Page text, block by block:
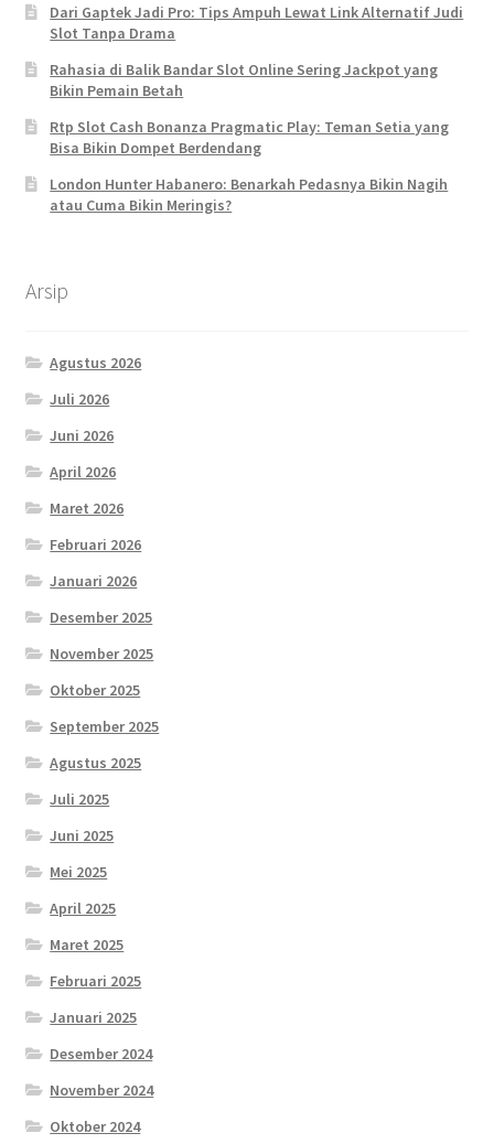
Dari Gaptek Jadi Pro: Tips Ampuh Lewat Link Alternatif Judi
Slot Tanpa Drama
Rahasia di Balik Bandar Slot Online Sering Jackpot yang
Bikin Pemain Betah
Rtp Slot Cash Bonanza Pragmatic Play: Teman Setia yang
Bisa Bikin Dompet Berdendang
London Hunter Habanero: Benarkah Pedasnya Bikin Nagih
atau Cuma Bikin Meringis?
Arsip
Agustus 2026
Juli 2026
Juni 2026
April 2026
Maret 2026
Februari 2026
Januari 2026
Desember 2025
November 2025
Oktober 2025
September 2025
Agustus 2025
Juli 2025
Juni 2025
Mei 2025
April 2025
Maret 2025
Februari 2025
Januari 2025
Desember 2024
November 2024
Oktober 2024